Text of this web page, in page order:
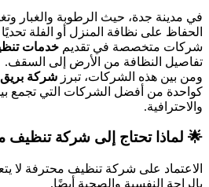
في مدينة جدة، حيث الرطوبة والغبار
الحفاظ على نظافة المنزل أو الفلة
شركات متخصصة في تقديم خدمات
تفاصيل النظافة من الأرض إلى السقف.
ومن بين هذه الشركات، تبرز شركة بريق
كواحدة من أفضل الشركات التي تجمع
والاحترافية.
🌟 لماذا تحتاج إلى شركة
الاعتماد على شركة تنظيف محترفة لا
بالراحة النفسية والصحية أيضًا.